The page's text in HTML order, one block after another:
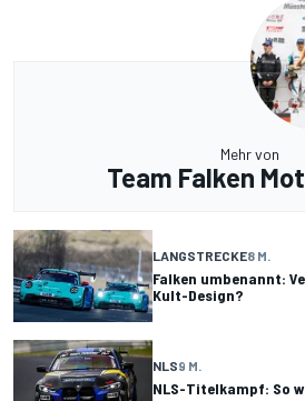
Mehr von
Team Falken
LANGSTRECKE8 M.
Falken umbenannt:
Kult-Design?
NLS9 M.
NLS-Titelkampf: So